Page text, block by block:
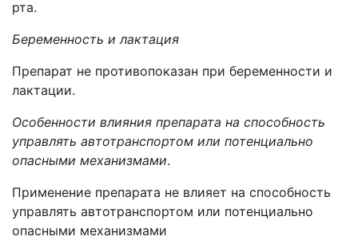
рта.
Беременность и лактация
Препарат не противопоказан при беременности и
лактации.
Особенности влияния препарата на способность
управлять автотранспортом или потенциально
опасными механизмами.
Применение препарата не влияет на способность
управлять автотранспортом или потенциально
опасными механизмами